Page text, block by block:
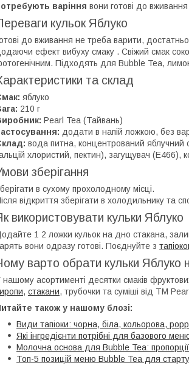
варіння вони готові до
кульок Яблуко
до вживання не треба варити,
ефект вибуху смаку . Свіжий смак
Підходять для Bubble Tea,
та склад
яблуко
210 г
Pearl Tea (Тайвань)
додати в напій ложкою, без
вода питна, концентрований яблучний
хлористий, пектин), загущувач (Е466),
зберігання
в сухому прохолодному місці.
відкриття зберігати в холодильнику та
використовувати кульки Яблуко
1 2 ложки кульок на дно стакана,
вони одразу готові. Поєднуйте з
варто обрати кульки Яблуко
нашому асортименті десятки смаків
, стакани, трубочки та суміші від ТМ
також у нашому блозі:
Види тапіоки: чорна, біла, кольорова,
Які інгредієнти потрібні для базового
Молочна основа для Bubble Tea: пропорції
Топ-5 позицій меню Bubble Tea для старту